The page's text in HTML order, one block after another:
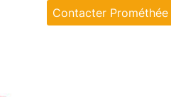
Contacter Prométhée